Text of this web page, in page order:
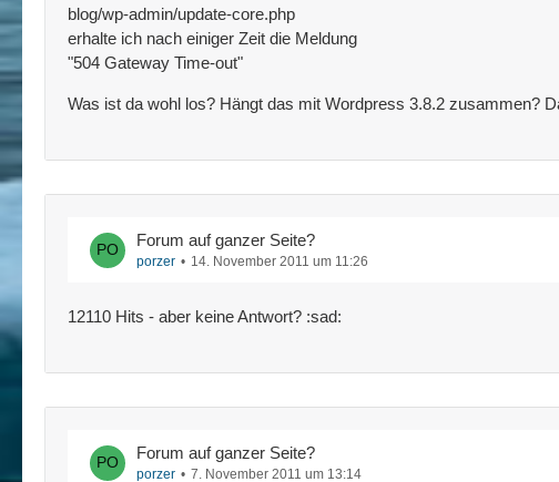
blog/wp-admin/update-core.php
erhalte ich nach einiger Zeit die Meldung
"504 Gateway Time-out"
Was ist da wohl los? Hängt das mit Wordpress 3.8.2 zusammen?
Forum auf ganzer Seite?
porzer 14. November 2011 um 11:26
12110 Hits - aber keine Antwort? :sad:
Forum auf ganzer Seite?
porzer 7. November 2011 um 13:14